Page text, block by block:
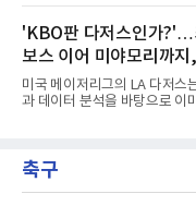
5승 5패 평균자책점 4.36을 남
게 우승 경쟁을 하는 팀에서 뛰게
시드니 블루삭스에 파견한다
는 11월 12일 호주로 출국해
을 소화한 뒤 내년 2월 귀국한
기간 유망주들에게 실전 경기
파견 프로그램을 진행하게 됐
처음이 아니다. NC는 2022년
2023년 브리즈번 밴디츠,
'KBO판 다저스인가?'…
보스 이어 미야모리까지,
만렙' 승부수
미국 메이저리그의 LA 다저스
과 데이터 분석을 바탕으로 이
야구계의 관심을 끌었다. 가능
다, 이미 무대에서 증명한 선수
축구